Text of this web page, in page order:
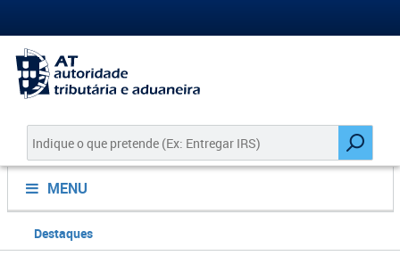
MENU
Destaques